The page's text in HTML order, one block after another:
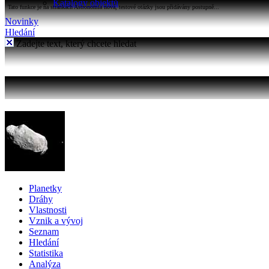
Katalogy objektů
Tato funkce je na stránkách Astronomia nová, testové otázky jsou přidávány postupně...
Novinky
Hledání
Zadejte text, který chcete hledat
Planetky
Dráhy
Vlastnosti
Vznik a vývoj
Seznam
Hledání
Statistika
Analýza